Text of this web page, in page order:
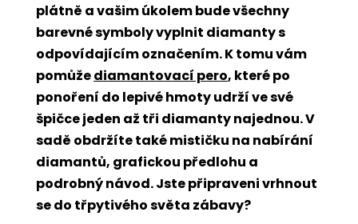
plátně a vašim úkolem bude všechny
barevné symboly vyplnit diamanty s
odpovídajícím označením. K tomu vám
pomůžediamantovací pero, které po
ponoření do lepivé hmoty udrží ve své
špičce jeden až tři diamanty najednou. V
sadě obdržíte také mističku na nabírání
diamantů, grafickou předlohu a
podrobný návod. Jste připraveni vrhnout
se do třpytivého světa zábavy?